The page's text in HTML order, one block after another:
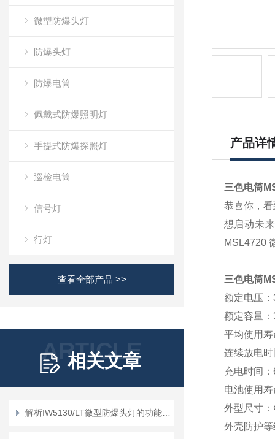
微型防爆头灯
防爆头灯
防爆电筒
佩戴式防爆照明灯
手提式防爆探照灯
巡检电筒
信号灯
行灯
查看全部产品 >>
ARTICLE
相关文章
产品详
三色电筒
恭喜你，
想启动未
MSL4720
三色电筒
额定电压
额定容量
平均使用
连续放电
充电时间
电池使用
外型尺寸
外壳防护